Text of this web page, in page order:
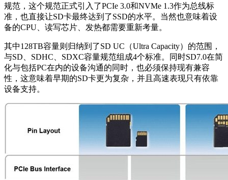
规范，这个规范正式引入了PCIe 3.0和NVMe 1.3作为总线标
准，也直接让SD卡最终达到了SSD的水平。当然也意味着设
备的CPU、读写芯片、发热都需要重新考量。
其中128TB容量则归纳到了SD UC（Ultra Capacity）的范围，
与SD、SDHC、SDXC容量规范组成4个标准。同时SD7.0在简
化与包括PC在内的设备沟通的同时，也必须保持现有兼容
性，这意味着早期的SD卡更为复杂，并且高速表现只有依靠
设备支持。